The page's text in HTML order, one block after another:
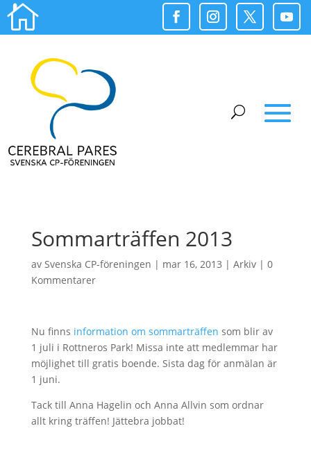

Sommarträffen 2013
av Svenska CP-föreningen | mar 16, 2013 | Arkiv| 0
Kommentarer
Nu finns information om sommarträffen som blir av
1 juli i Rottneros Park! Missa inte att medlemmar har
möjlighet till gratis boende. Sista dag för anmälan är
1 juni.
Tack till Anna Hagelin och Anna Allvin som ordnar
allt kring träffen! Jättebra jobbat!